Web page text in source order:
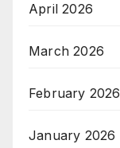
April 2026
March 2026
February 2026
January 2026